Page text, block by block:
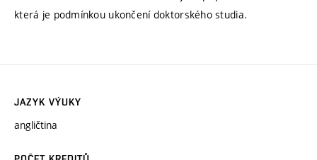
která je podmínkou ukončení doktorského studia.
JAZYK VÝUKY
angličtina